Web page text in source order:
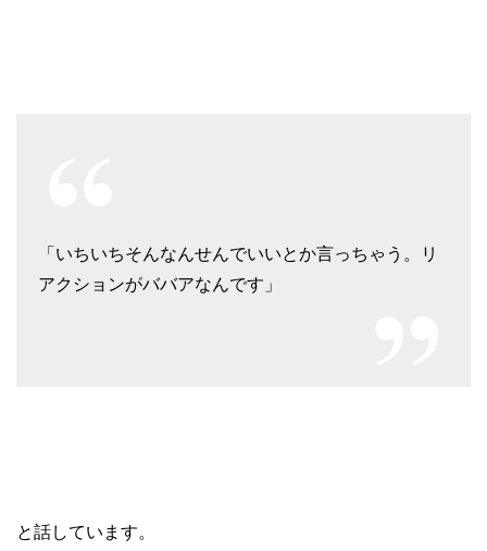
「いちいちそんなんせんでいいとか言っちゃう。リ
アクションがババアなんです」
と話しています。